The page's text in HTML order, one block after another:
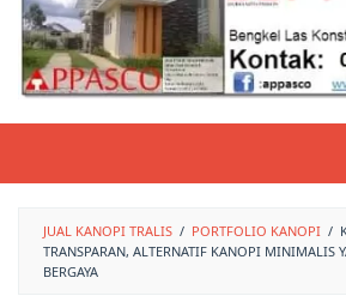
JUAL KANOPI TRALIS / PORTFOLIO KANOPI /
TRANSPARAN, ALTERNATIF KANOPI MINIMALIS
BERGAYA